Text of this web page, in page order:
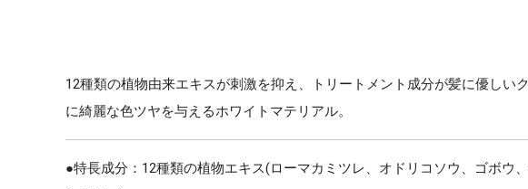
12種類の植物由来エキスが刺激を抑え、トリートメント成分が髪に優し
に綺麗な色ツヤを与えるホワイトマテリアル。
●特長成分：12種類の植物エキス(ローマカミツレ、オドリコソウ、ゴボ